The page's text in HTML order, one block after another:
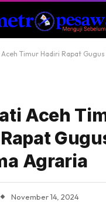
Timur Hadiri Rapat Gugus
Aceh
Agraria
November 14, 2024